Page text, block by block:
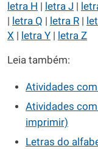
letra H
letra J
letra Q letra R
X
letra Y letra Z
Leia também:
Atividades com
Atividades com
imprimir)
Letras do